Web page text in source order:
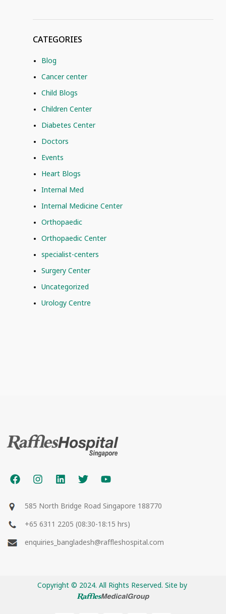
CATEGORIES
Blog
Cancer center
Child Blogs
Children Center
Diabetes Center
Doctors
Events
Heart Blogs
Internal Med
Internal Medicine Center
Orthopaedic
Orthopaedic Center
specialist-centers
Surgery Center
Uncategorized
Urology Centre
585 North Bridge Road Singapore 188770
+65 6311 2205 (08:30-18:15 hrs)
enquiries_bangladesh@raffleshospital.com
Copyright © 2024. All Rights Reserved. Site by